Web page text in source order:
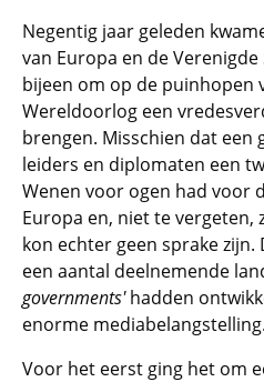
Negentig jaar geleden
van Europa en de
bijeen om op de puinhopen
Wereldoorlog een
brengen. Misschien dat
leiders en diplomaten een
Wenen voor ogen had voor
Europa en, niet te vergeten,
kon echter geen sprake
een aantal deelnemende
governments'hadden
enorme mediabelangstelling.
Voor het eerst ging het om